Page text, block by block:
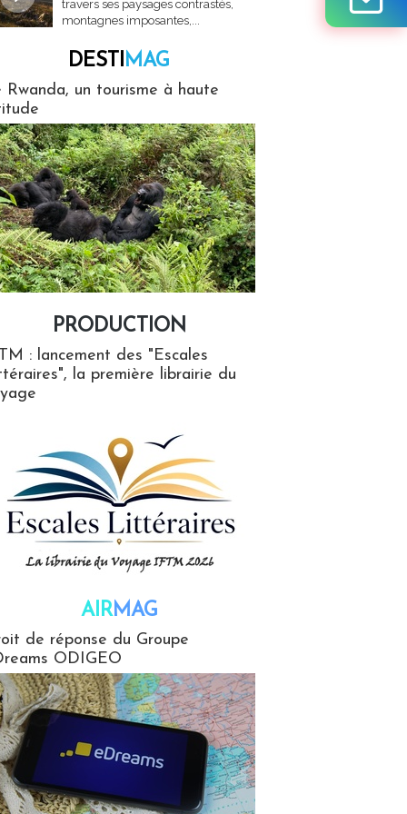
travers ses paysages contrastés,
montagnes imposantes,...
DESTIMAG
Rwanda, un tourisme à haute
PRODUCTION
: lancement des "Escales
la première librairie du
AIRMAG
de réponse du Groupe
ODIGEO